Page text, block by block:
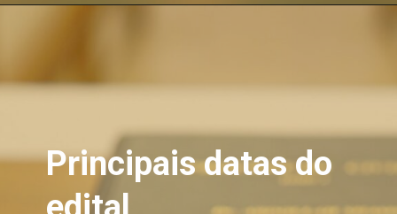
Principais datas do